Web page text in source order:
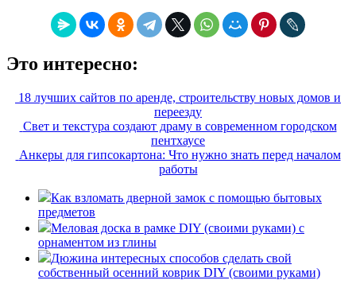
Это интересно:
18 лучших сайтов по аренде, строительству новых домов и
переезду
Свет и текстура создают драму в современном городском
пентхаусе
Анкеры для гипсокартона: Что нужно знать перед началом
работы
Как взломать дверной замок с помощью бытовых
предметов
Меловая доска в рамке DIY (своими руками) с
орнаментом из глины
Дюжина интересных способов сделать свой
собственный осенний коврик DIY (своими руками)